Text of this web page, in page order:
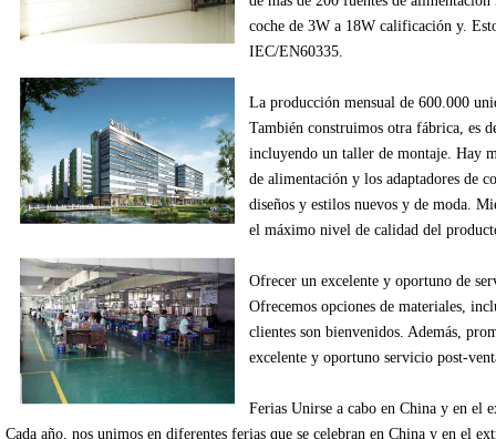
coche de 3W a 18W calificación y.
IEC/EN60335
La producción mensual de 600.000
También construimos otra fábrica , es
incluyendo un taller de montaje Hay
de alimentación y los adaptadores de
diseños y estilos nuevos y de moda.
el máximo nivel de calidad del
Ofrecer un excelente y oportuno de
Ofrecemos opciones de materiales ,
clientes son bienvenidos. Además ,
excelente y oportuno servicio post-
Ferias Unirse a cabo en China y en el
Cada año , nos unimos en diferentes ferias que se celebran en China y en el